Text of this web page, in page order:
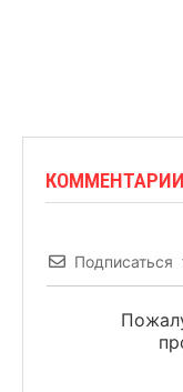
КОММЕНТАРИИ
Подписаться